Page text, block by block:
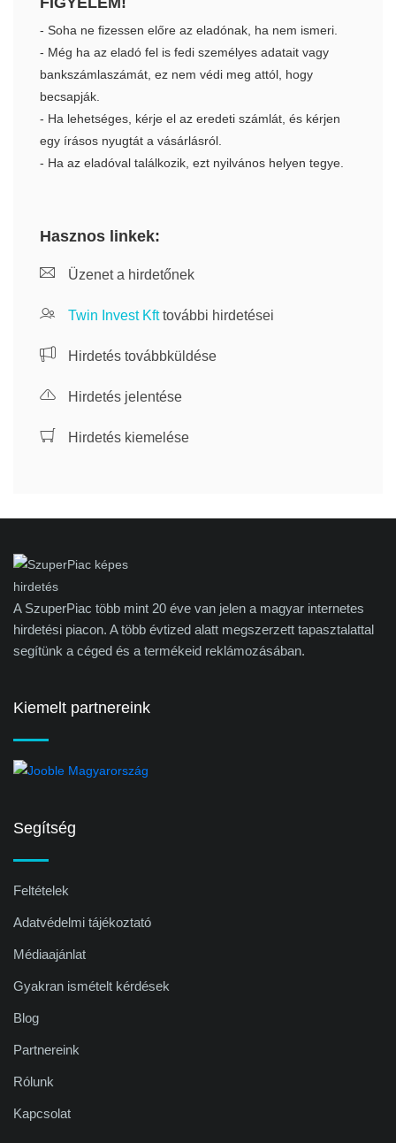
- Soha ne fizessen előre az eladónak, ha nem ismeri.
- Még ha az eladó fel is fedi személyes adatait vagy
bankszámlaszámát, ez nem védi meg attól, hogy
becsapják.
- Ha lehetséges, kérje el az eredeti számlát, és kérjen
egy írásos nyugtát a vásárlásról.
- Ha az eladóval találkozik, ezt nyilvános helyen tegye.
Hasznos linkek:
Üzenet a hirdetőnek
Twin Invest Kfttovábbi hirdetései
Hirdetés továbbküldése
Hirdetés jelentése
Hirdetés kiemelése
A SzuperPiac több mint 20 éve van jelen a magyar internetes
hirdetési piacon. A több évtized alatt megszerzett tapasztalattal
segítünk a céged és a termékeid reklámozásában.
Kiemelt partnereink
Segítség
Feltételek
Adatvédelmi tájékoztató
Médiaajánlat
Gyakran ismételt kérdések
Blog
Partnereink
Rólunk
Kapcsolat